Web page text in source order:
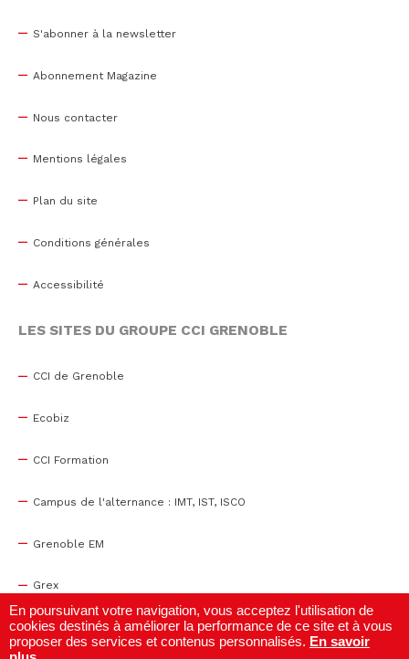
S'abonner à la newsletter
Abonnement Magazine
Nous contacter
Mentions légales
Plan du site
Conditions générales
Accessibilité
LES SITES DU GROUPE CCI GRENOBLE
CCI de Grenoble
Ecobiz
CCI Formation
Campus de l'alternance : IMT, IST, ISCO
Grenoble EM
Grex
WTC Grenoble
En poursuivant votre navigation, vous acceptez l'utilisation de
cookies destinés à améliorer la performance de ce site et à vous
proposer des services et contenus personnalisés. En savoir